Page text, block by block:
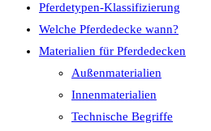
Pferdetypen-Klassifizierung
Welche Pferdedecke wann?
Materialien für Pferdedecken
Außenmaterialien
Innenmaterialien
Technische Begriffe